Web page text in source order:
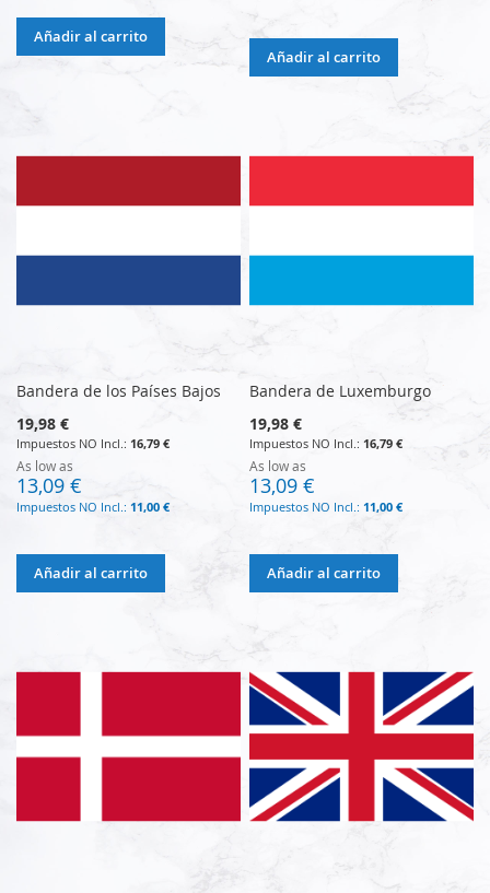
Añadir al carrito
Añadir al carrito
Bandera de los Países Bajos
19,98 €
16,79 €
As low as
13,09 €
11,00 €
Añadir al carrito
Bandera de Luxemburgo
19,98 €
16,79 €
As low as
13,09 €
11,00 €
Añadir al carrito